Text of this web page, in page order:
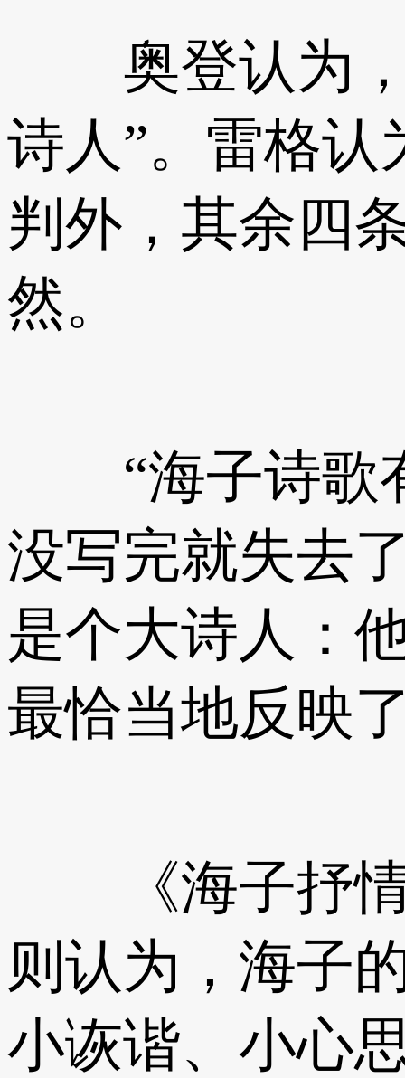
奥登认为，
诗人”。雷格
判外，其余四
然。
“海子诗歌有
没写完就失去
是个大诗人：
最恰当地反映
《海子抒情
则认为，海子
小诙谐、小心